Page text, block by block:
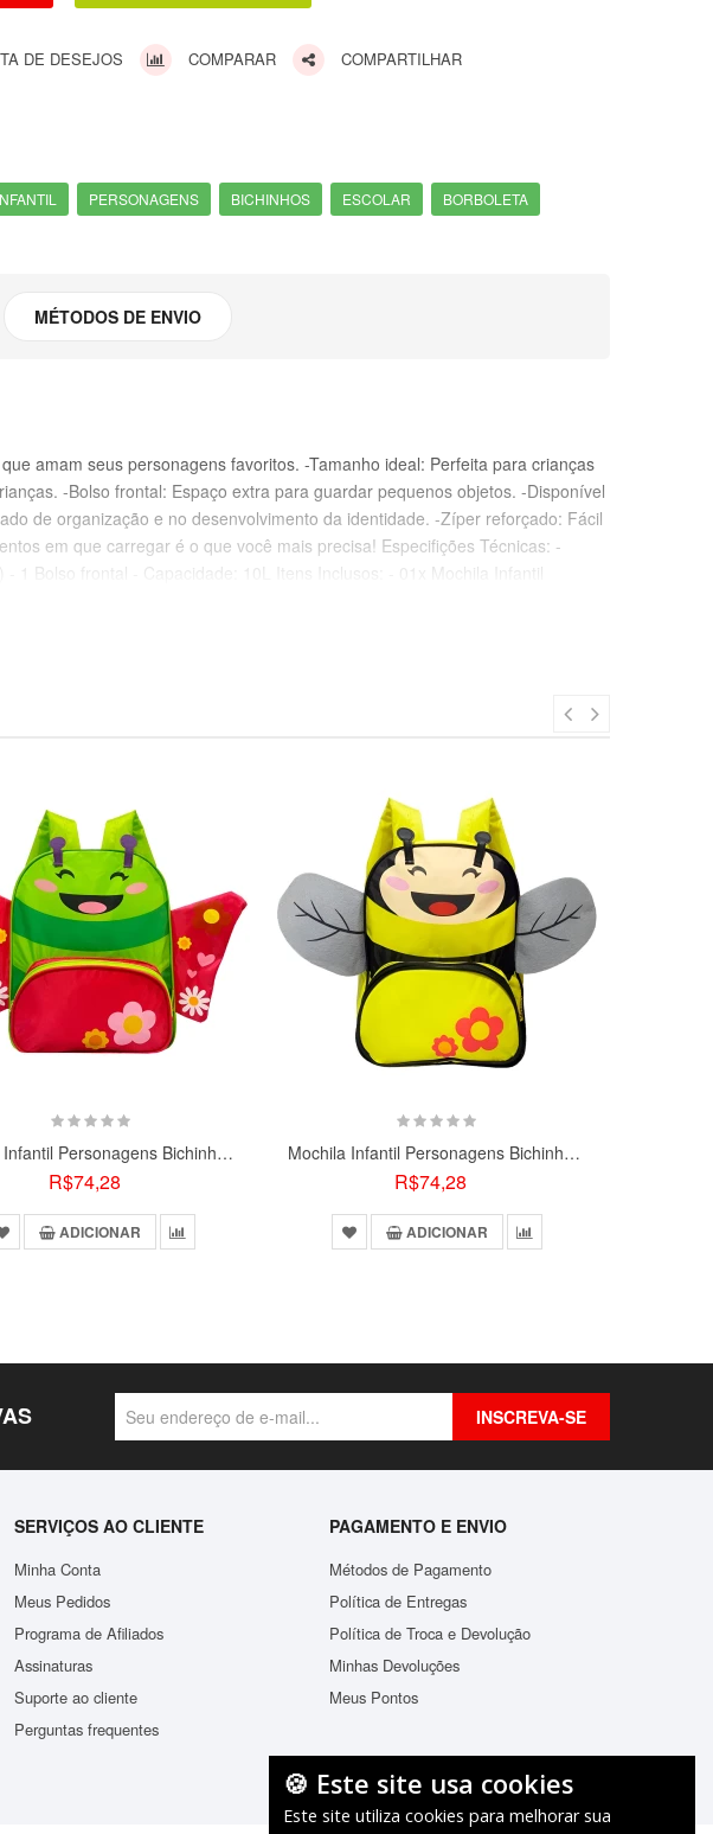
DE DESEJOS COMPARAR COMPARTILHAR
PERSONAGENS BICHINHOS ESCOLAR
BORBOLETA
MÉTODOS DE ENVIO
amam seus personagens favoritos. -Tamanho ideal: Perfeita para crianças
-Bolso frontal: Espaço extra para guardar pequenos objetos. -Disponível
de organização e no desenvolvimento da identidade. -Zíper reforçado: Fácil
em que carregar é o que você mais precisa! Especifições Técnicas: -
1 Bolso frontal - Capacidade: 10L Itens Inclusos: - 01x Mochila Infantil
Mochila Infantil Personagens Bichinhos Escolar: Borboleta
R$74,28
ADICIONAR
Mochila Infantil Personagens Bichinhos Escolar: Abelha
R$74,28
ADICIONAR
Porta Ce.. Mochila Infantil Baby Bichinhos Estampas Variadas
R$74,28
ADICIONAR
INSCREVA-SE
SERVIÇOS AO CLIENTE
Minha Conta
Meus Pedidos
Programa de Afiliados
Assinaturas
Suporte ao cliente
Perguntas frequentes
PAGAMENTO E ENVIO
Métodos de Pagamento
Política de Entregas
Política de Troca e Devolução
Minhas Devoluções
Meus Pontos
🍪 Este site usa cookies
Este site utiliza cookies para melhorar sua